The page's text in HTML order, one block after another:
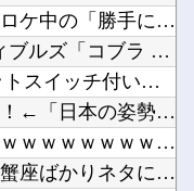
【悲報】テレ東・田中瞳アナ、ロケ中の「勝手に撮影する人」に苦...
【COBRA】ストームコレクティブルズ「コブラ スペシャルエ...
PCケース購入したけど、リセットスイッチ付いてないのな他
改正皇室典範で宮家へ説明完了！←「日本の姿勢にリスペクト！」...
【動画】戦犯はどっち？ｗｗｗｗｗｗｗｗｗｗｗｗｗｗｗｗｗｗｗ...
【聖闘士星矢】黄金聖闘士って蟹座ばかりネタにされますが牡牛座...